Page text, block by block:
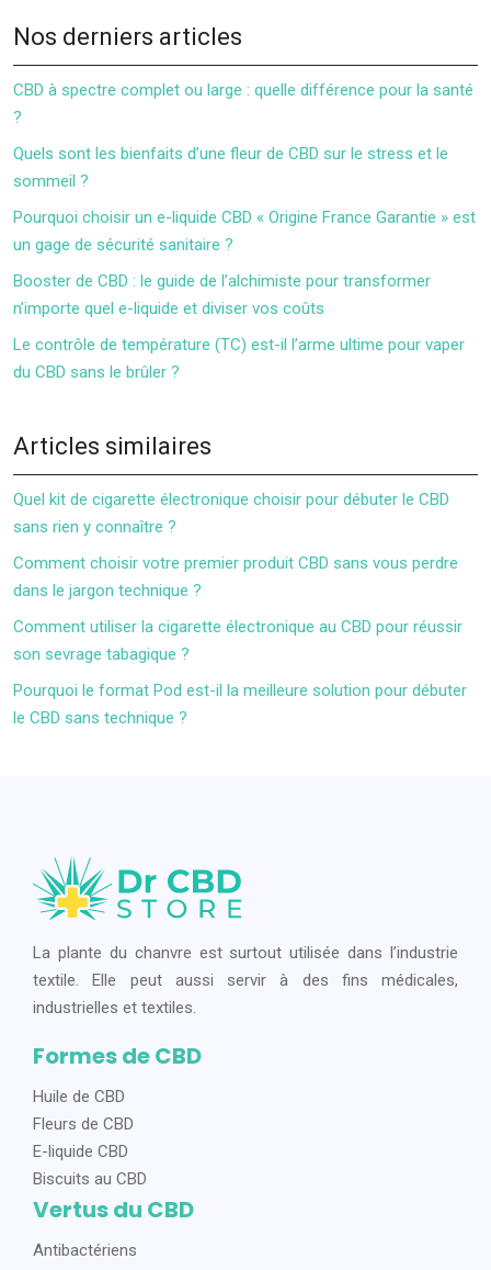
Nos derniers articles
CBD à spectre complet ou large : quelle différence pour la santé
?
Quels sont les bienfaits d’une fleur de CBD sur le stress et le
sommeil ?
Pourquoi choisir un e-liquide CBD « Origine France Garantie » est
un gage de sécurité sanitaire ?
Booster de CBD : le guide de l’alchimiste pour transformer
n’importe quel e-liquide et diviser vos coûts
Le contrôle de température (TC) est-il l’arme ultime pour vaper
du CBD sans le brûler ?
Articles similaires
Quel kit de cigarette électronique choisir pour débuter le CBD
sans rien y connaître ?
Comment choisir votre premier produit CBD sans vous perdre
dans le jargon technique ?
Comment utiliser la cigarette électronique au CBD pour réussir
son sevrage tabagique ?
Pourquoi le format Pod est-il la meilleure solution pour débuter
le CBD sans technique ?
La plante du chanvre est surtout utilisée dans l’industrie
textile. Elle peut aussi servir à des fins médicales,
industrielles et textiles.
Formes de CBD
Huile de CBD
Fleurs de CBD
E-liquide CBD
Biscuits au CBD
Vertus du CBD
Antibactériens